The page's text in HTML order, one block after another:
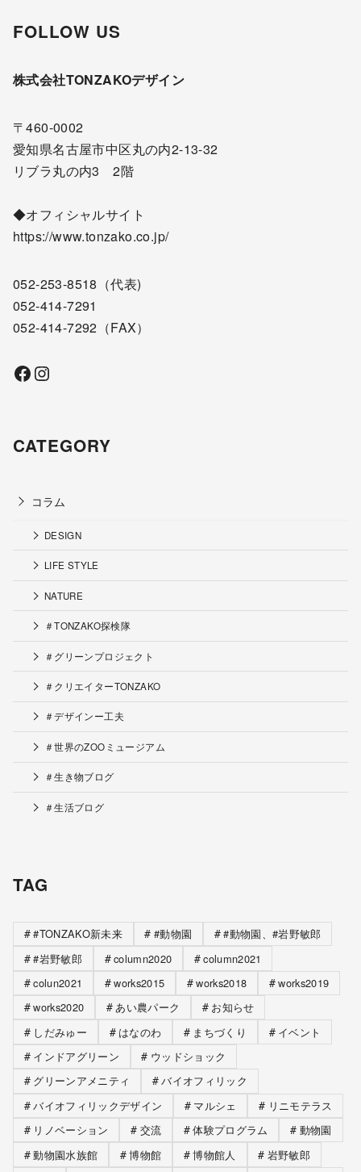
FOLLOW US
株式会社TONZAKOデザイン
〒460-0002
愛知県名古屋市中区丸の内2-13-32
リブラ丸の内3 2階
◆オフィシャルサイト
https://www.tonzako.co.jp/
052-253-8518 （代表)
052-414-7291
052-414-7292 （FAX）
Facebook Instagram
CATEGORY
コラム
DESIGN
LIFE STYLE
NATURE
＃TONZAKO探検隊
＃グリーンプロジェクト
＃クリエイターTONZAKO
＃デザインー工夫
＃世界のZOOミュージアム
＃生き物ブログ
＃生活ブログ
TAG
#TONZAKO新未来 #動物園
#動物園、#岩野敏郎
#岩野敏郎
column2020
column2021
colun2021
works2015 works2018
works2019
works2020
あい農パーク
お知らせ
しだみゅー
はなのわ まちづくり
イベント
インドアグリーン
ウッドショック
グリーンアメニティ
バイオフィリック
バイオフィリックデザイン
マルシェ
リニモテラス
リノベーション
交流 体験プログラム
動物園
動物園水族館
博物館 博物館人
岩野敏郎